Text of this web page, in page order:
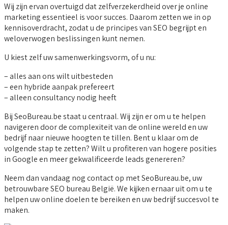
Wij zijn ervan overtuigd dat zelfverzekerdheid over je online
marketing essentieel is voor succes. Daarom zetten we in op
kennisoverdracht, zodat u de principes van SEO begrijpt en
weloverwogen beslissingen kunt nemen.
U kiest zelf uw samenwerkingsvorm, of u nu:
– alles aan ons wilt uitbesteden
– een hybride aanpak prefereert
– alleen consultancy nodig heeft
Bij SeoBureau.be staat u centraal. Wij zijn er om u te helpen
navigeren door de complexiteit van de online wereld en uw
bedrijf naar nieuwe hoogten te tillen. Bent u klaar om de
volgende stap te zetten? Wilt u profiteren van hogere posities
in Google en meer gekwalificeerde leads genereren?
Neem dan vandaag nog contact op met SeoBureau.be, uw
betrouwbare SEO bureau België. We kijken ernaar uit om u te
helpen uw online doelen te bereiken en uw bedrijf succesvol te
maken.